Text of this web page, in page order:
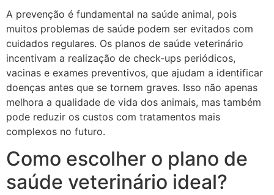
A prevenção é fundamental na saúde animal, pois
muitos problemas de saúde podem ser evitados com
cuidados regulares. Os planos de saúde veterinário
incentivam a realização de check-ups periódicos,
vacinas e exames preventivos, que ajudam a identificar
doenças antes que se tornem graves. Isso não apenas
melhora a qualidade de vida dos animais, mas também
pode reduzir os custos com tratamentos mais
complexos no futuro.
Como escolher o plano de
saúde veterinário ideal?